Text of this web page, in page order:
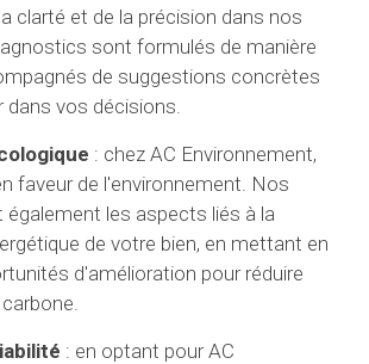
clarté et de la précision dans nos
sont formulés de manière
de suggestions concrètes
dans vos décisions.
: chez AC Environnement,
faveur de l'environnement. Nos
également les aspects liés à la
de votre bien, en mettant en
d'amélioration pour réduire
: en optant pour AC